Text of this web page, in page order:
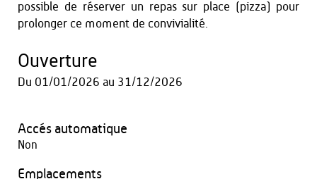
possible de réserver un repas sur place (pizza) pour
prolonger ce moment de convivialité.
Ouverture
Du 01/01/2026 au 31/12/2026
Accés automatique
Non
Emplacements